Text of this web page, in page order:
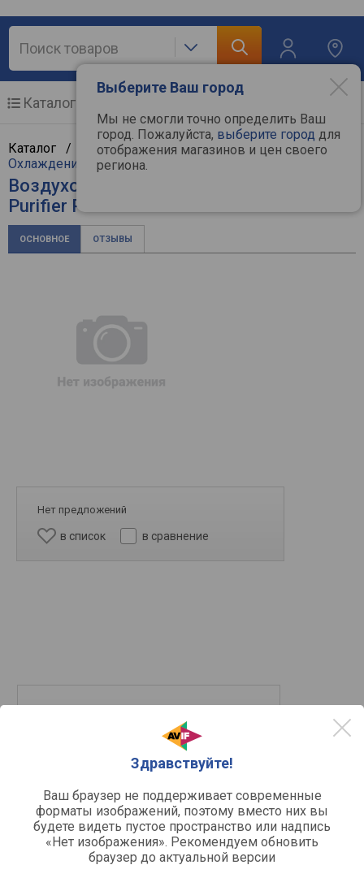
Выберите Ваш город
Мы не смогли точно определить Ваш
город. Пожалуйста, выберите город для
отображения магазинов и цен своего
региона.
Здравствуйте!
Ваш браузер не поддерживает современные
форматы изображений, поэтому вместо них вы
будете видеть пустое пространство или надпись
«Нет изображения». Рекомендуем обновить
браузер до актуальной версии
Каталог
Каталог / Климат, отопление и водоснабжение/
Охлаждение и климат/
Воздухоочиститель Xiaomi Smartmi Air
Purifier P1
ОСНОВНОЕ ОТЗЫВЫ
Нет предложений
в список в сравнение
Средняя цена
Март '26 Май '26 Июль '26